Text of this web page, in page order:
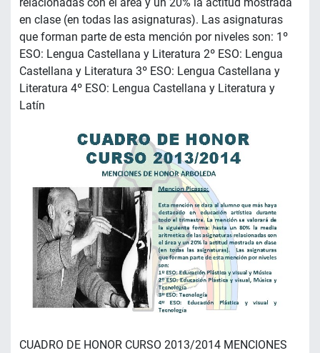
en clase (en todas las asignaturas). Las asignaturas
que forman parte de esta mención por niveles son: 1º
ESO: Lengua Castellana y Literatura 2º ESO: Lengua
Castellana y Literatura 3º ESO: Lengua Castellana y
Literatura 4º ESO: Lengua Castellana y Literatura y
Latín
CUADRO DE HONOR CURSO 2013/2014 MENCIONES